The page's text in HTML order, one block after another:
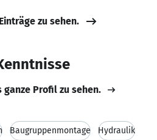
zu sehen.
ganze Profil zu sehen.
Baugruppenmontage Hydraulik